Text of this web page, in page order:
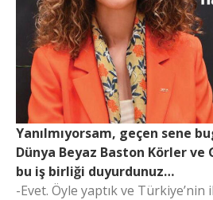
Yanılmıyorsam, geçen sene
Dünya Beyaz Baston Körler ve
bu iş birliği duyurdunuz…
-Evet. Öyle yaptık ve